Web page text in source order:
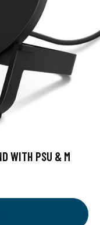
WITH PSU & M